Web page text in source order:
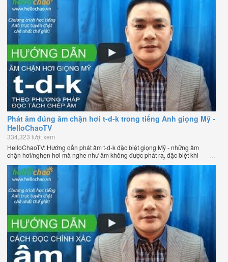
Phát âm đúng âm chặn hơi t-d-k trong tiếng Anh giọng Mỹ -
HelloChaoTV
334,323 lượt xem
HelloChaoTV: Hướng dẫn phát âm t-d-k đặc biệt giọng Mỹ - những âm
chặn hơi/nghẹn hơi mà nghe như âm không được phát ra, đặc biệt khi
chúng nằm ở cuối từ. Hướng dẫn của thầy Phạm Việt Thắng, đồng sáng
lập HelloChao.vn - Chương trình dạy tiếng Anh trực tuyến chặt chẽ nhất
thế giới.